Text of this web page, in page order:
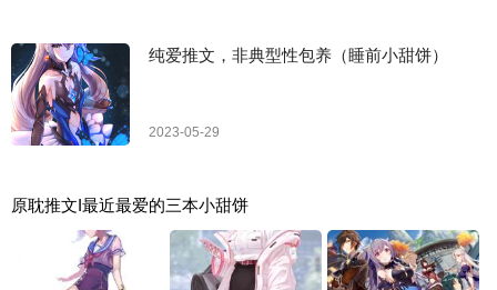
纯爱推文，非典型性包养（睡前小甜饼）
2023-05-29
原耽推文I最近最爱的三本小甜饼